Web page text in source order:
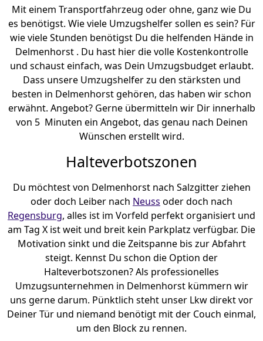
Mit einem Transportfahrzeug oder ohne, ganz wie Du
es benötigst. Wie viele Umzugshelfer sollen es sein? Für
wie viele Stunden benötigst Du die helfenden Hände in
Delmenhorst . Du hast hier die volle Kostenkontrolle
und schaust einfach, was Dein Umzugsbudget erlaubt.
Dass unsere Umzugshelfer zu den stärksten und
besten in Delmenhorst gehören, das haben wir schon
erwähnt. Angebot? Gerne übermitteln wir Dir innerhalb
von 5 Minuten ein Angebot, das genau nach Deinen
Wünschen erstellt wird.
Halteverbotszonen
Du möchtest von Delmenhorst nach Salzgitter ziehen
oder doch Leiber nach Neuss oder doch nach
Regensburg, alles ist im Vorfeld perfekt organisiert und
am Tag X ist weit und breit kein Parkplatz verfügbar. Die
Motivation sinkt und die Zeitspanne bis zur Abfahrt
steigt. Kennst Du schon die Option der
Halteverbotszonen? Als professionelles
Umzugsunternehmen in Delmenhorst kümmern wir
uns gerne darum. Pünktlich steht unser Lkw direkt vor
Deiner Tür und niemand benötigt mit der Couch einmal,
um den Block zu rennen.